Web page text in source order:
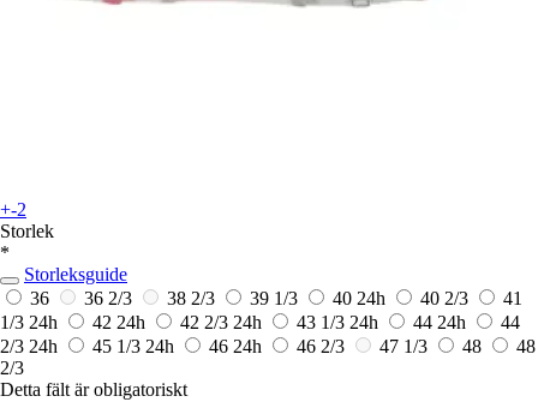
+-2
Storlek
*
Storleksguide
36
36 2/3 38 2/3 39 1/3 40 24h 40 2/3
41
1/3 24h 42 24h 42 2/3 24h 43 1/3 24h 44 24h
44
2/3 24h 45 1/3 24h 46 24h 46 2/3 47 1/3 48
48
2/3
Detta fält är obligatoriskt